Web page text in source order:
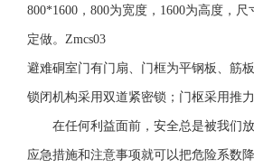
800*1600，800为宽度，1600为高度，
定做。Zmcs03
避难硐室门有门扇、门框为平钢板、筋
锁闭机构采用双道紧密锁；门枢采用推
在任何利益面前，安全总是被我们
应急措施和注意事项就可以把危险系数